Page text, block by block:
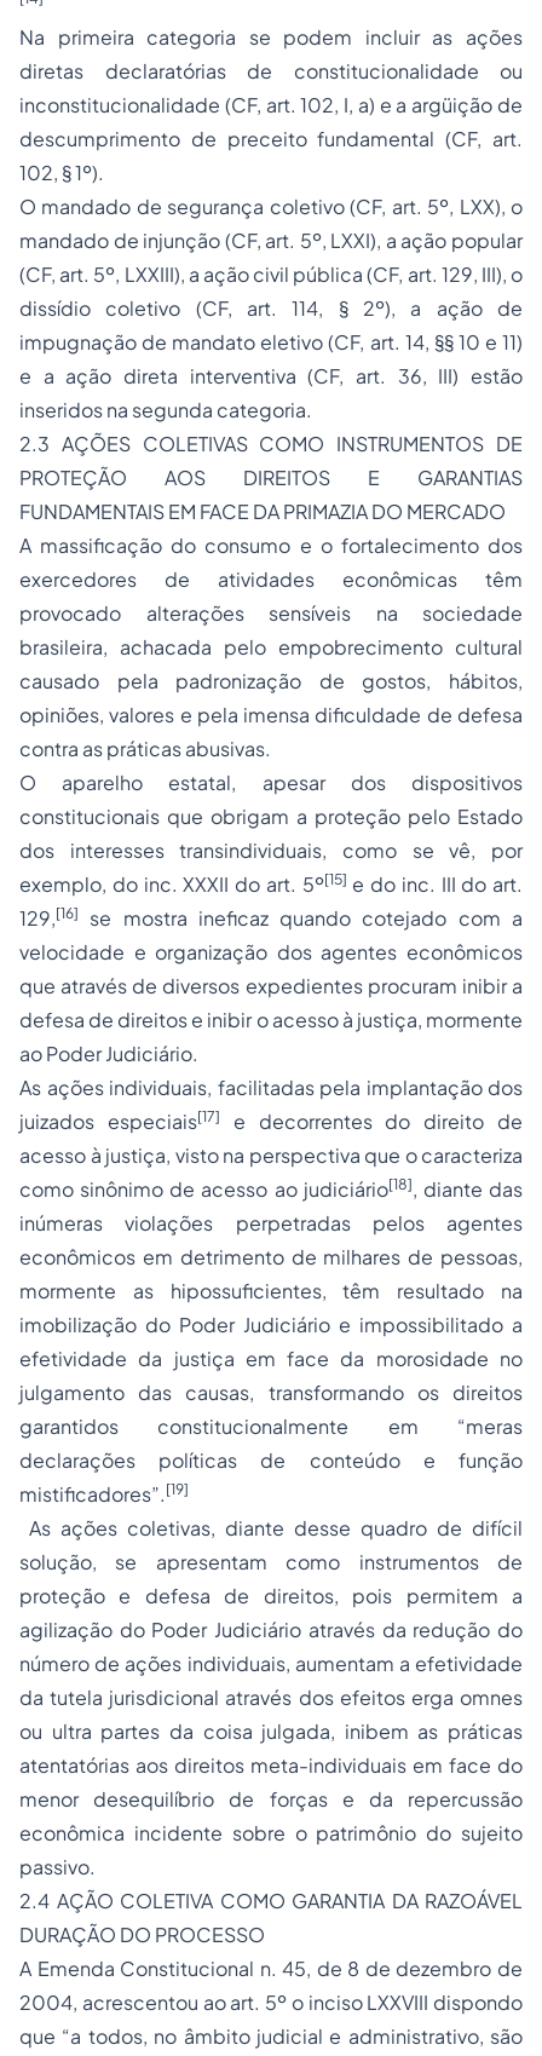
Na primeira categoria se podem incluir as ações
diretas declaratórias de constitucionalidade ou
inconstitucionalidade (CF, art. 102, I, a) e a argüição de
descumprimento de preceito fundamental (CF, art.
102, § 1º).
O mandado de segurança coletivo (CF, art. 5º, LXX), o
mandado de injunção (CF, art. 5º, LXXI), a ação popular
(CF, art. 5º, LXXIII), a ação civil pública(CF, art. 129, III), o
dissídio coletivo (CF, art. 114, § 2º), a ação de
impugnação de mandato eletivo (CF, art. 14, §§ 10 e 11)
e a ação direta interventiva (CF, art. 36, III) estão
inseridos na segunda categoria.
2.3 AÇÕES COLETIVAS COMO INSTRUMENTOS DE
PROTEÇÃO AOS DIREITOS E GARANTIAS
FUNDAMENTAIS EM FACE DA PRIMAZIA DO MERCADO
A massificação do consumo e o fortalecimento dos
exercedores de atividades econômicas têm
provocado alterações sensíveis na sociedade
brasileira, achacada pelo empobrecimento cultural
causado pela padronização de gostos, hábitos,
opiniões, valores e pela imensa dificuldade de defesa
contra as práticas abusivas.
O aparelho estatal, apesar dos dispositivos
constitucionais que obrigam a proteção pelo Estado
dos interesses transindividuais, como se vê, por
exemplo, do inc. XXXII do art. 5º[15] e do inc. III do art.
129,[16]
se mostra ineficaz quando cotejado com a
velocidade e organização dos agentes econômicos
que através de diversos expedientes procuram inibir a
defesa de direitos e inibir o acesso à justiça, mormente
ao Poder Judiciário.
As ações individuais, facilitadas pela implantação dos
juizados especiais[17]
e decorrentes do direito de
acesso à justiça, visto na perspectiva que o caracteriza
como sinônimo de acesso ao judiciário[18], diante das
inúmeras violações perpetradas pelos agentes
econômicos em detrimento de milhares de pessoas,
mormente as hipossuficientes, têm resultado na
imobilização do Poder Judiciário e impossibilitado a
efetividade da justiça em face da morosidade no
julgamento das causas, transformando os direitos
garantidos constitucionalmente em “meras
declarações políticas de conteúdo e função
mistificadores”. [19]
As ações coletivas, diante desse quadro de difícil
solução, se apresentam como instrumentos de
proteção e defesa de direitos, pois permitem a
agilização do Poder Judiciário através da redução do
número de ações individuais, aumentam a efetividade
da tutela jurisdicional através dos efeitos erga omnes
ou ultra partes da coisa julgada, inibem as práticas
atentatórias aos direitos meta-individuais em face do
menor desequilíbrio de forças e da repercussão
econômica incidente sobre o patrimônio do sujeito
passivo.
2.4 AÇÃO COLETIVA COMO GARANTIA DA RAZOÁVEL
DURAÇÃO DO PROCESSO
A Emenda Constitucional n. 45, de 8 de dezembro de
2004, acrescentou ao art. 5º o inciso LXXVIII dispondo
que “a todos, no âmbito judicial e administrativo, são